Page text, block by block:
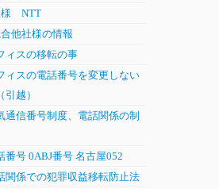
様 NTT
他社様の情報
ィスの移転の事
ィスの電話番号を変更しない
越）
通信番号制度、電話関係の制
番号 0ABJ番号 名古屋052
関係での犯罪収益移転防止法